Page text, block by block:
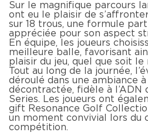
Sur le magnifique parcours
ont eu le plaisir de
sur 18 trous, une formule
appréciée pour son aspect
En équipe, les joueurs
meilleure balle, favorisant
plaisir du jeu, quel que soit le
Tout au long de la journée,
déroulé dans une ambiance
décontractée, fidèle à l’ADN
Series. Les joueurs ont
gift Resonance Golf
un moment convivial lors du
compétition.